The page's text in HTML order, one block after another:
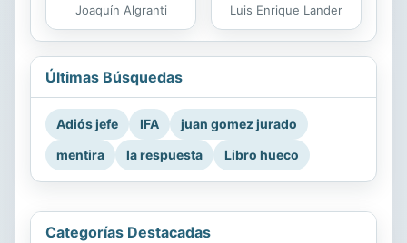
Joaquín Algranti Luis Enrique Lander
Últimas Búsquedas
Adiós jefe IFA
juan gomez jurado
mentira
la respuesta Libro hueco
Categorías Destacadas